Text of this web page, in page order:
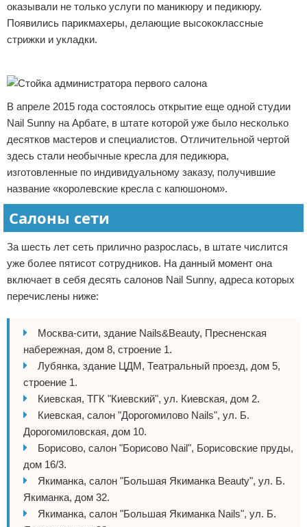
оказывали не только услуги по маникюру и педикюру.
Появились парикмахеры, делающие высококлассные
стрижки и укладки.
В апреле 2015 года состоялось открытие еще одной студии
Nail Sunny на Арбате, в штате которой уже было несколько
десятков мастеров и специалистов. Отличительной чертой
здесь стали необычные кресла для педикюра,
изготовленные по индивидуальному заказу, получившие
название «королевские кресла с капюшоном».
Салоны сети
За шесть лет сеть прилично разрослась, в штате числится
уже более пятисот сотрудников. На данный момент она
включает в себя десять салонов Nail Sunny, адреса которых
перечислены ниже:
Москва-сити, здание Nails&Beauty, Пресненская
набережная, дом 8, строение 1.
Лубянка, здание ЦДМ, Театральный проезд, дом 5,
строение 1.
Киевская, ТГК "Киевский", ул. Киевская, дом 2.
Киевская, салон "Дорогомилово Nails", ул. Б.
Дорогомиловская, дом 10.
Борисово, салон "Борисово Nail", Борисовские пруды,
дом 16/3.
Якиманка, салон "Большая Якиманка Beauty", ул. Б.
Якиманка, дом 32.
Якиманка, салон "Большая Якиманка Nails", ул. Б.